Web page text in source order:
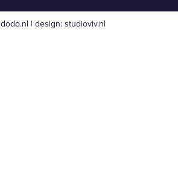
dodo.nl | design: studioviv.nl